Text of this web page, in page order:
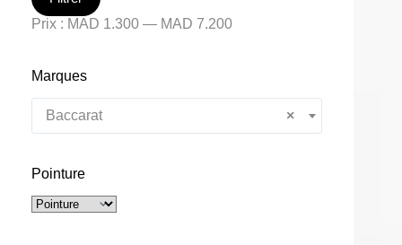
Prix : MAD 1.300 — MAD 7.200
Marques
×
Baccarat
Pointure